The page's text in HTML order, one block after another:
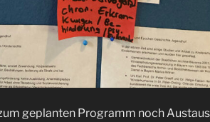
geplanten Programm noch